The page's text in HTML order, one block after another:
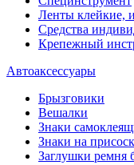
Ленты клейкие,
Средства
Крепежный
Автоаксессуары
Брызговики
Вешалки
Знаки
Знаки на
Заглушки ремня